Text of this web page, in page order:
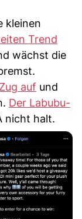
kleinen
Trend
wächst die
auf und
Der Labubu-
nicht halt.